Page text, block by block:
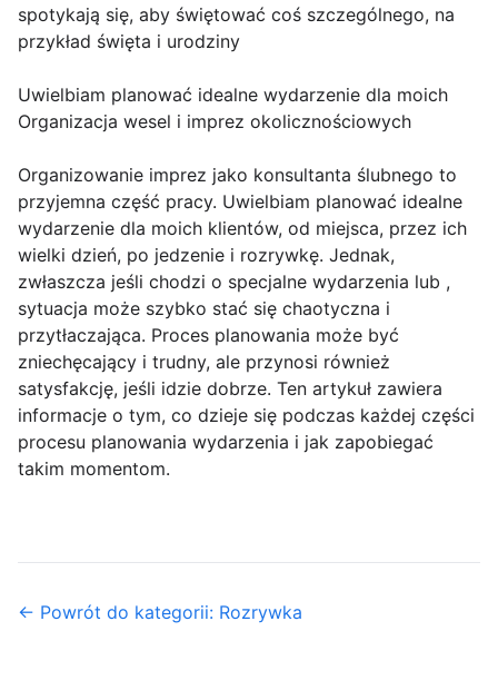
spotykają się, aby świętować coś szczególnego, na
przykład święta i urodziny
Uwielbiam planować idealne wydarzenie dla moich
Organizacja wesel i imprez okolicznościowych
Organizowanie imprez jako konsultanta ślubnego to
przyjemna część pracy. Uwielbiam planować idealne
wydarzenie dla moich klientów, od miejsca, przez ich
wielki dzień, po jedzenie i rozrywkę. Jednak,
zwłaszcza jeśli chodzi o specjalne wydarzenia lub ,
sytuacja może szybko stać się chaotyczna i
przytłaczająca. Proces planowania może być
zniechęcający i trudny, ale przynosi również
satysfakcję, jeśli idzie dobrze. Ten artykuł zawiera
informacje o tym, co dzieje się podczas każdej części
procesu planowania wydarzenia i jak zapobiegać
takim momentom.
← Powrót do kategorii: Rozrywka